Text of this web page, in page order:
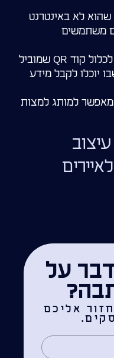
שהוא לא באינטרנט
משתמשים
למשל, פלאיירים מודפסים יכולים לכלול קוד QR שמוביל
יוכלו לקבל מידע
מאפשר למותג למצות
עיצוב
על
אליכם